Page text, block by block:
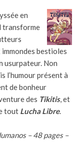
en
transforme
bestioles
usurpateur. Non
l’humour présent à
de bonheur
des Tikitis, et
tout Lucha Libre.
– 48 pages –